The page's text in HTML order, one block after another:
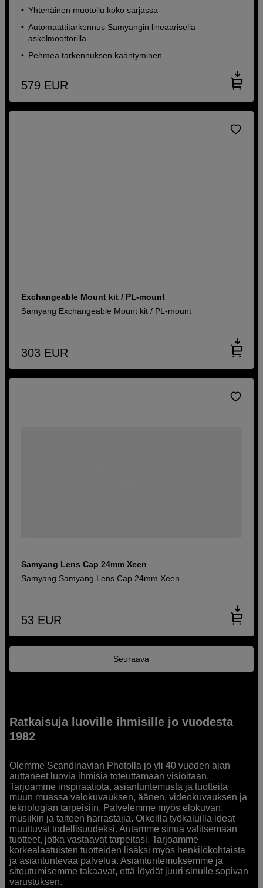
Yhtenäinen muotoilu koko sarjassa
Automaattitarkennus Samyangin lineaarisella
askelmoottorilla
Pehmeä tarkennuksen kääntyminen
579 EUR
Exchangeable Mount kit / PL-mount
Samyang Exchangeable Mount kit / PL-mount
303 EUR
Samyang Lens Cap 24mm Xeen
Samyang Samyang Lens Cap 24mm Xeen
53 EUR
Seuraava
Ratkaisuja luoville ihmisille jo vuodesta
1982
Olemme Scandinavian Photolla jo yli 40 vuoden ajan
auttaneet luovia ihmisiä toteuttamaan visioitaan.
Tarjoamme inspiraatiota, asiantuntemusta ja tuotteita
muun muassa valokuvauksen, äänen, videokuvauksen ja
teknologian tarpeisiin. Palvelemme myös elokuvan,
musiikin ja taiteen harrastajia. Oikeilla työkaluilla ideat
muuttuvat todellisuudeksi. Autamme sinua valitsemaan
tuotteet, jotka vastaavat tarpeitasi. Tarjoamme
korkealaatuisten tuotteiden lisäksi myös henkilökohtaista
ja asiantuntevaa palvelua. Asiantuntemuksemme ja
sitoutumisemme takaavat, että löydät juuri sinulle sopivan
varustuksen.